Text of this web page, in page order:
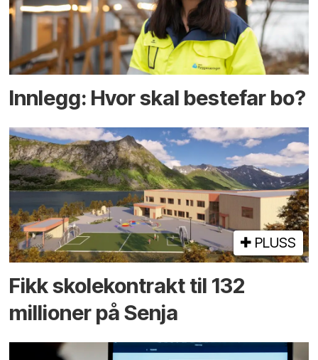
Innlegg: Hvor skal bestefar bo?
PLUSS
Fikk skole­kontrakt til 132
millioner på Senja